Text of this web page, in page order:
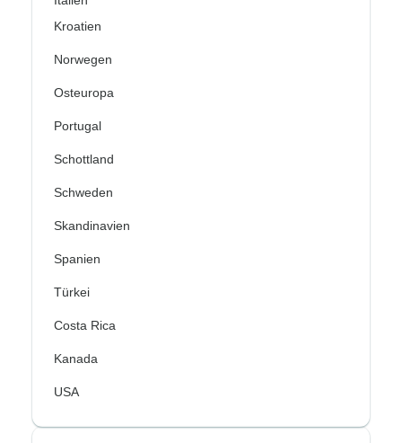
Kroatien
Norwegen
Osteuropa
Portugal
Schottland
Schweden
Skandinavien
Spanien
Türkei
Costa Rica
Kanada
USA